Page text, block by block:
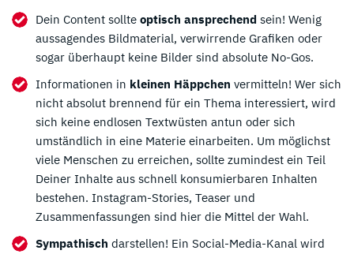
Dein Content sollte optisch ansprechend sein! Wenig
aussagendes Bildmaterial, verwirrende Grafiken oder
sogar überhaupt keine Bilder sind absolute No-Gos.
Informationen in kleinen Häppchen vermitteln! Wer sich
nicht absolut brennend für ein Thema interessiert, wird
sich keine endlosen Textwüsten antun oder sich
umständlich in eine Materie einarbeiten. Um möglichst
viele Menschen zu erreichen, sollte zumindest ein Teil
Deiner Inhalte aus schnell konsumierbaren Inhalten
bestehen. Instagram-Stories, Teaser und
Zusammenfassungen sind hier die Mittel der Wahl.
Sympathisch darstellen! Ein Social-Media-Kanal wird